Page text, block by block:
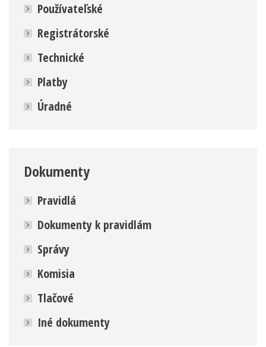
Používateľské
Registrátorské
Technické
Platby
Úradné
Dokumenty
Pravidlá
Dokumenty k pravidlám
Správy
Komisia
Tlačové
Iné dokumenty